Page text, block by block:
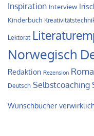
Inspiration Interview
Kinderbuch
Lektorat
Norwegisch
Redaktion Rezension
Deutsch Selbstcoaching
Wunschbücher